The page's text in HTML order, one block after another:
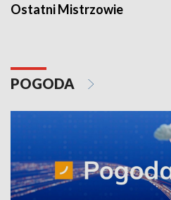
Ostatni Mistrzowie
POGODA